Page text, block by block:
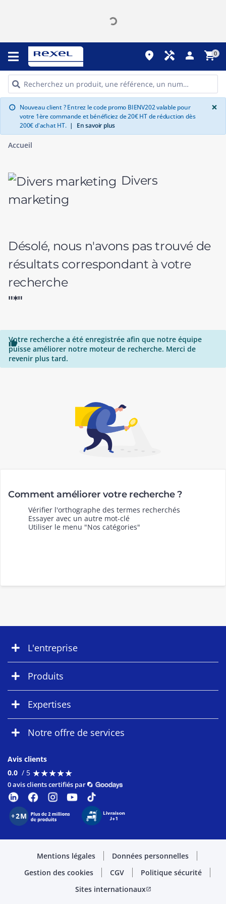
place handyman person shopping_cart0
info Nouveau client ? Entrez le code promo BIENV202 valable pour
votre 1ère commande et bénéficiez de 20€ HT de réduction dès
200€ d'achat HT. | En savoir plus
×
Accueil
Divers
marketing
Désolé, nous n'avons pas trouvé de
résultats correspondant à votre
recherche
"*"

Votre recherche a été enregistrée afin que notre équipe
puisse améliorer notre moteur de recherche. Merci de
revenir plus tard.
Comment améliorer votre recherche ?
Vérifier l'orthographe des termes recherchés
Essayer avec un autre mot-clé
Utiliser le menu "Nos catégories"
L'entreprise
Produits
Expertises
Notre offre de services
Avis clients
0.0 / 5 ★★★★★
★★★★★
0 avis clients certifiés par
Mentions légales
Données personnelles
Gestion des cookies
CGV
Politique sécurité
Sites internationauxopen_in_new